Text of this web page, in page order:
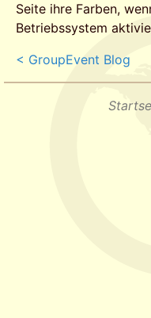
Seite ihre Farben,
Betriebssystem
< GroupEvent Blog